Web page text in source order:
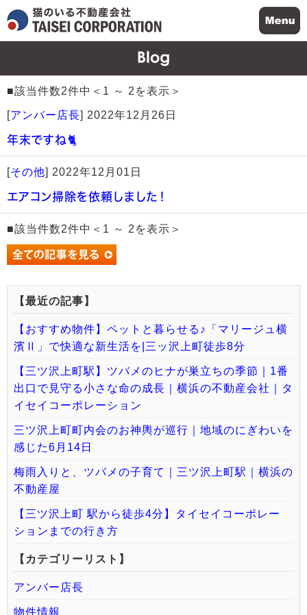
■該当件数2件中＜1 ～ 2を表示＞
[アンバー店長] 2022年12月26日
年末ですね🐈
[その他] 2022年12月01日
エアコン掃除を依頼しました！
■該当件数2件中＜1 ～ 2を表示＞
【最近の記事】
【おすすめ物件】ペットと暮らせる♪「マリージュ横
濱Ⅱ」で快適な新生活を|三ッ沢上町徒歩8分
【三ツ沢上町駅】ツバメのヒナが巣立ちの季節｜1番
出口で見守る小さな命の成長｜横浜の不動産会社｜タ
イセイコーポレーション
三ツ沢上町町内会のお神輿が巡行｜地域のにぎわいを
感じた6月14日
梅雨入りと、ツバメの子育て｜三ツ沢上町駅｜横浜の
不動産屋
【三ツ沢上町 駅から徒歩4分】タイセイコーポレー
ションまでの行き方
【カテゴリーリスト】
アンバー店長
物件情報